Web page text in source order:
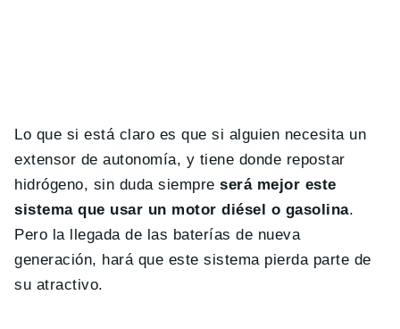
Lo que si está claro es que si alguien necesita un
extensor de autonomía, y tiene donde repostar
hidrógeno, sin duda siempre será mejor este
sistema que usar un motor diésel o gasolina.
Pero la llegada de las baterías de nueva
generación, hará que este sistema pierda parte de
su atractivo.